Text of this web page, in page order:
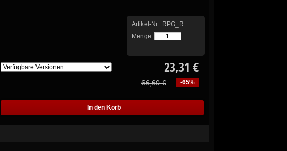
Artikel-Nr.: RPG_R
Menge:
23,31 €
-65%
66,60 €